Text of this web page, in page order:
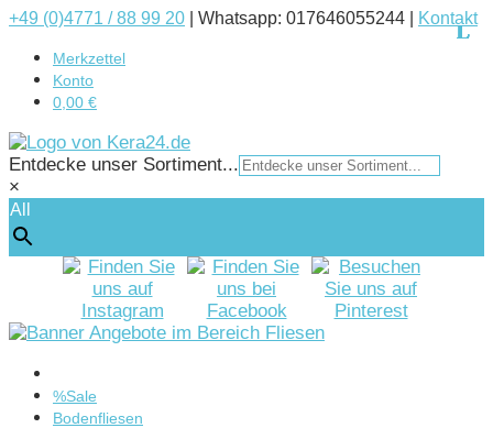
+49 (0)4771 / 88 99 20 Whatsapp: 017646055244 | Kontakt
Merkzettel
Konto
0,00 €
Entdecke unser Sortiment...
×
All
%Sale
Bodenfliesen